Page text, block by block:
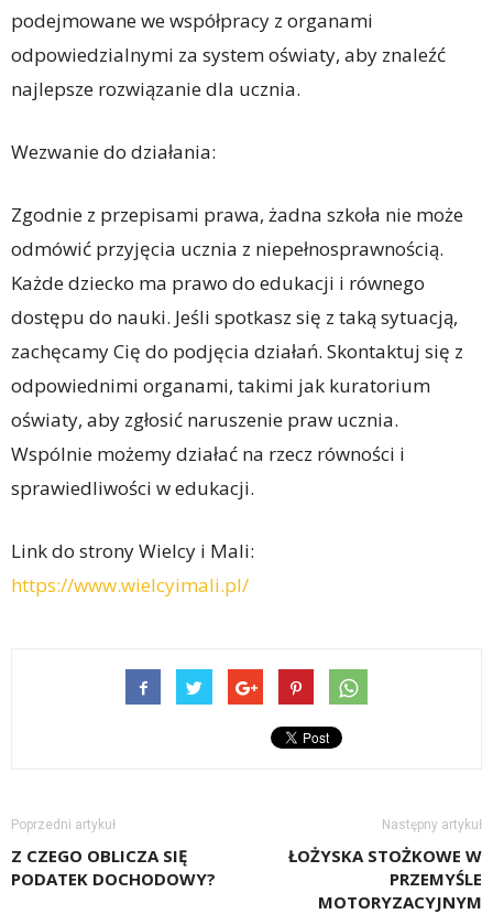
podejmowane we współpracy z organami
odpowiedzialnymi za system oświaty, aby znaleźć
najlepsze rozwiązanie dla ucznia.
Wezwanie do działania:
Zgodnie z przepisami prawa, żadna szkoła nie może
odmówić przyjęcia ucznia z niepełnosprawnością.
Każde dziecko ma prawo do edukacji i równego
dostępu do nauki. Jeśli spotkasz się z taką sytuacją,
zachęcamy Cię do podjęcia działań. Skontaktuj się z
odpowiednimi organami, takimi jak kuratorium
oświaty, aby zgłosić naruszenie praw ucznia.
Wspólnie możemy działać na rzecz równości i
sprawiedliwości w edukacji.
Link do strony Wielcy i Mali:
https://www.wielcyimali.pl/
Poprzedni artykuł
Z CZEGO OBLICZA SIĘ
PODATEK DOCHODOWY?
Następny artykuł
ŁOŻYSKA STOŻKOWE W
PRZEMYŚLE
MOTORYZACYJNYM